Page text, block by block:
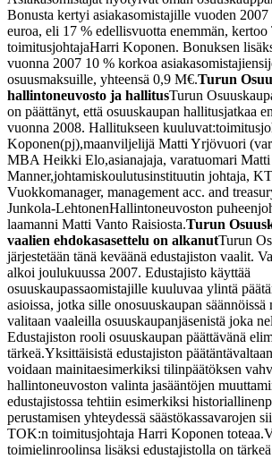
Bonusta kertyi asiakasomistajille vuoden 2007
euroa, eli 17 % edellisvuotta enemmän,
toimitusjohtajaHarri Koponen. Bonuksen
vuonna 2007 10 % korkoa asiakasomistajien
osuusmaksuille, yhteensä 0,9 M€.Turun
hallintoneuvosto ja hallitusTurun
on päättänyt, että osuuskaupan hallitusjatkaa
vuonna 2008. Hallitukseen kuuluvat:
Koponen(pj),maanviljelijä Matti Yrjövuori
MBA Heikki Elo,asianajaja, varatuomari Matti
Manner,johtamiskoulutusinstituutin johtaja,
Vuokkomanager, management acc. and
Junkola-LehtonenHallintoneuvoston
laamanni Matti Vanto Raisiosta.Turun
vaalien ehdokasasettelu on alkanutTurun
järjestetään tänä keväänä edustajiston vaalit.
alkoi joulukuussa 2007. Edustajisto käyttää
osuuskaupassaomistajille kuuluvaa ylintä
asioissa, jotka sille onosuuskaupan
valitaan vaaleilla osuuskaupanjäsenistä joka
Edustajiston rooli osuuskaupan päättävänä
tärkeä.Yksittäisistä edustajiston
voidaan mainitaesimerkiksi tilinpäätöksen
hallintoneuvoston valinta jasääntöjen
edustajistossa tehtiin esimerkiksi historiallinen
perustamisen yhteydessä säästökassavarojen
TOK:n toimitusjohtaja Harri Koponen toteaa.
toimielinroolinsa lisäksi edustajistolla on tärkeä